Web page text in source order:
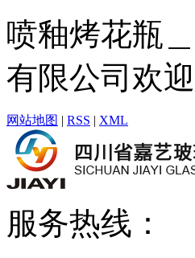
喷釉烤花瓶
有限公司欢
网站地图 | RSS | XML
服务热线：